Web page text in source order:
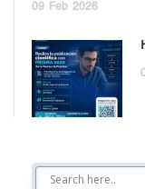
09 Feb 2026